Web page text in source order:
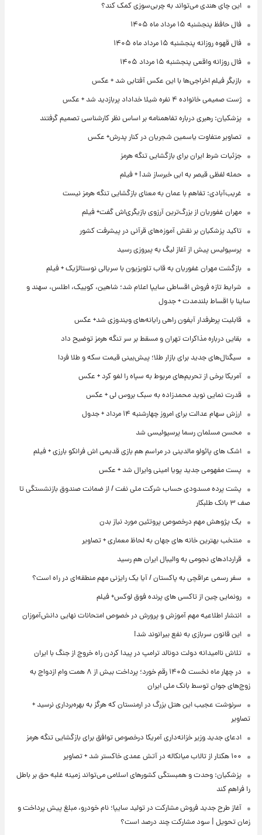
این چای هندی می‌تواند به چربی‌سوزی کمک کند؟
فال حافظ پنجشنبه ۱۵ مرداد ماه ۱۴۰۵
فال قهوه روزانه پنجشنبه ۱۵ مرداد ماه ۱۴۰۵
فال روزانه واقعی پنجشنبه ۱۵ مرداد ۱۴۰۵
بازیگر فیلم اخراجی‌ها با این عکس آفتابی شد + عکس
ژست صمیمی خانواده ۴ نفره شیلا خداداد پربازدید شد + عکس
پزشکیان: رهبری درباره تفاهمنامه بر اساس نظر کارشناسی تصمیم گرفتند
تصاویر متفاوت یاسمین شجریان در کنار پدرش+ عکس
جزئیات شرط ایران برای بازگشایی تنگه هرمز
حمله لفظی قیصر به ابی خبرساز شد! + فیلم
غریب‌آبادی: تفاهم با عمان به معنای بازگشایی تنگه هرمز نیست
مهران غفوریان از بزرگ‌ترین آرزوی بازیگری‌اش گفت+ فیلم
تاکید پزشکیان بر نقش آموزه‌های قرآنی در پیشرفت کشور
پرسپولیس پیش از آغاز لیگ به پیروزی رسید
بازگشت مهران غفوریان به قاب تلویزیون با سریالی نوستالژیک + فیلم
شرایط تازه فروش اقساطی سایپا اعلام شد؛ شاهین، کوییک، اطلس، سهند و
ساینا با اقساط بلندمدت + جدول
قابلیت پرطرفدار آیفون راهی رایانه‌های ویندوزی شد+ عکس
بقایی درباره مذاکرات تهران و مسقط بر سر تنگه هرمز توضیح داد
سیگنال‌های جدید برای بازار طلا؛ پیش‌بینی قیمت سکه و طلا فردا
آمریکا برخی از تحریم‌های مربوط به سپاه را لغو کرد + عکس
قدرت نمایی نوید محمدزاده به سبک بروس لی + عکس
ارزش سهام عدالت برای امروز چهارشنبه ۱۴ مرداد + جدول
محسن مسلمان رسما پرسپولیسی شد
اشک های پائولو مالدینی در مراسم هم بازی قدیمی اش فرانکو بارزی + فیلم
پست مفهومی جدید پویا امینی وایرال شد + عکس
پشت پرده‌ مسدودی حساب شرکت ملی نفت / از ضمانت صندوق بازنشستگی تا
صف ۳ بانک طلبکار
یک پژوهش مهم درخصوص پروتئین مورد نیاز بدن
منتخب بهترین خانه های جهان به لحاظ معماری + تصاویر
قراردادهای نجومی به والیبال ایران هم رسید
سفر رسمی عراقچی به پاکستان / آیا یک رایزنی مهم منطقه‌ای در راه است؟
رونمایی چین از تاکسی های پرنده فوق لوکس+ فیلم
انتشار اطلاعیه مهم آموزش و پرورش در خصوص امتحانات نهایی دانش‌آموزان
این قانون سربازی به نفع بیرانوند شد!
تلاش ناامیدانه‌ دولت دونالد ترامپ در پیدا کردن راه خروج از جنگ با ایران
در چهار ماه نخست ۱۴۰۵ رقم خورد؛ پرداخت بیش از ۸ همت وام ازدواج به
زوج‌های جوان توسط بانک ملی ایران
سرنوشت عجیب این هتل بزرگ در ارمنستان که هرگز به بهره‌برداری نرسید +
تصاویر
ادعای جدید وزیر خزانه‌داری آمریکا درخصوص توافق برای بازگشایی تنگه هرمز
۱۰۰ هکتار از تالاب میانکاله در آتش عمدی خاکستر شد + تصاویر
پزشکیان: وحدت و همبستگی کشورهای اسلامی می‌تواند زمینه غلبه حق بر باطل
را فراهم کند
آغاز طرح جدید فروش مشارکت در تولید سایپا؛ نام خودرو، مبلغ پیش پرداخت و
زمان تحویل | سود مشارکت چند درصد است؟